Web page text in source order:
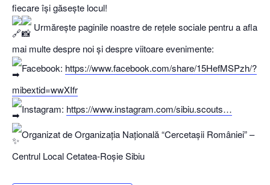
fiecare își găsește locul!
Urmărește paginile noastre de rețele sociale pentru a afla
mai multe despre noi și despre viitoare evenimente:
Facebook: https://www.facebook.com/share/15HefMSPzh/?
mibextid=wwXIfr
Instagram: https://www.instagram.com/sibiu.scouts…
Organizat de Organizația Națională “Cercetașii României” –
Centrul Local Cetatea-Roșie Sibiu